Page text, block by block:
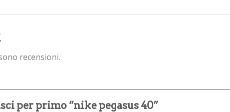
recensioni.
per primo “nike pegasus 40”